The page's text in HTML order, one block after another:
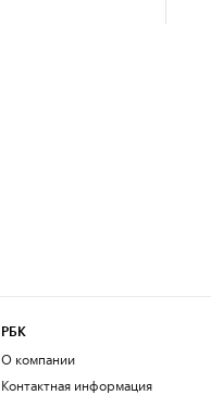
РБК
О компании
Контактная информация